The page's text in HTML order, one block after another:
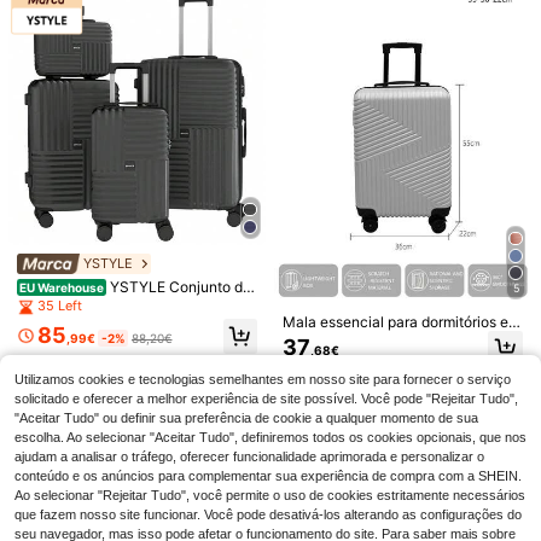
BLING BABIES Mochila com Rodas
para Rapariga 3 Peças, Rosa, Dupla
Face, Design Fofo de Gato de Dese
nhos Animados com Lantejoulas, pa
ra Estudantes, com Bolsa de Mão e
Estojo para Canetas, Refletora Notu
rna
#4 Mais Vendido em Pastéis Frescos Bagagem
72,11€
4
Fabricado na Europa, bagagem ess
encial para dormitórios escolares, b
universitários, bagagem escolar, ba
gagem de viagem, durável, bagage
m de mão essencial para férias, mal
as, conjuntos de malas com rodinha
s, bagagem de mão, bagagem desp
achada, malas de quatro rodas, mal
as rígidas com rodinhas, conjuntos
de malas de ABS, malas com rodinh
as, bagagem de mão
32
YSTYLE
EU Warehouse YSTYLE Conjunto de
4 malas rígidas em ABS preto com
3 malas giratórias + nécessaire, ta
manhos 12/20/24/28 polegadas, po
rtáteis e duráveis para viagens de f
érias, negócios e lazer.
35 Left
85 ,99€ -2% 88,20€
5
Mala essencial para dormitórios es
colares, mala essencial para dormit
órios universitários, mala escolar, m
ala de viagem, resistente, mala de
mão essencial para férias, malas, c
onjuntos de malas com rodinhas, b
agagem pessoal, bagagem despac
hada, malas de quatro rodas, malas
rígidas com rodinhas, conjuntos de
malas em material ABS, malas com
rodinhas, bagagem de mão.
37,68€
Utilizamos cookies e tecnologias semelhantes em nosso site para fornecer o serviço
solicitado e oferecer a melhor experiência de site possível. Você pode "Rejeitar Tudo",
"Aceitar Tudo" ou definir sua preferência de cookie a qualquer momento de sua
escolha. Ao selecionar "Aceitar Tudo", definiremos todos os cookies opcionais, que nos
ajudam a analisar o tráfego, oferecer funcionalidade aprimorada e personalizar o
conteúdo e os anúncios para complementar sua experiência de compra com a SHEIN.
Ao selecionar "Rejeitar Tudo", você permite o uso de cookies estritamente necessários
que fazem nosso site funcionar. Você pode desativá-los alterando as configurações do
seu navegador, mas isso pode afetar o funcionamento do site. Para saber mais sobre